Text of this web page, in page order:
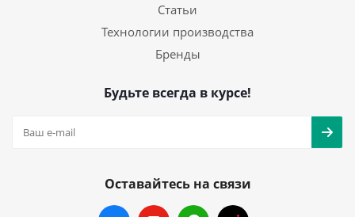
Статьи
Технологии производства
Бренды
Будьте всегда в курсе!
Оставайтесь на связи